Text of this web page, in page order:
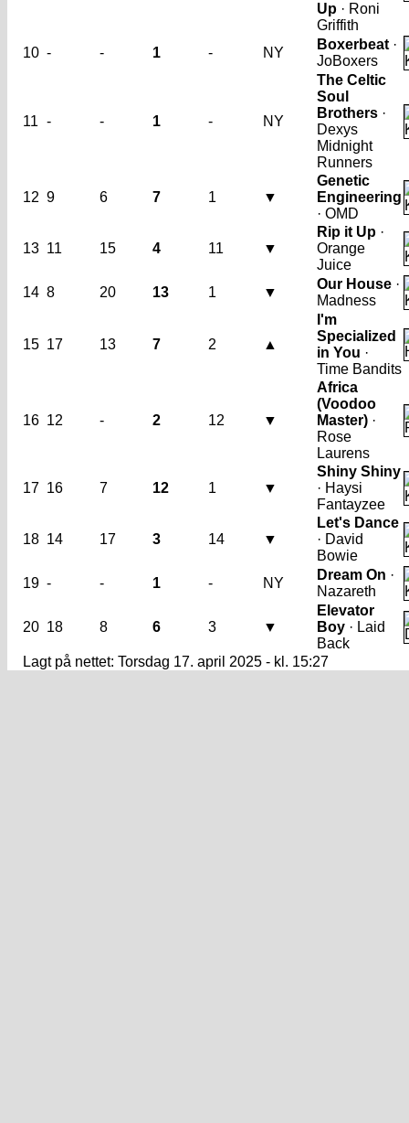
Up · Roni
Griffith
10 - - 1 - NY
Boxerbeat ·
JoBoxers
11 - - 1 - NY
The Celtic
Soul
Brothers ·
Dexys
Midnight
Runners
12 9 6 7 1 ▼
Genetic
Engineering
· OMD
13 11 15 4 11 ▼
Rip it Up ·
Orange
Juice
14 8 20 13 1 ▼
Our House ·
Madness
15 17 13 7 2 ▲
I'm
Specialized
in You ·
Time Bandits
16 12 - 2 12 ▼
Africa
(Voodoo
Master) ·
Rose
Laurens
17 16 7 12 1 ▼
Shiny Shiny
· Haysi
Fantayzee
18 14 17 3 14 ▼
Let's Dance
· David
Bowie
19 - - 1 - NY
Dream On ·
Nazareth
20 18 8 6 3 ▼
Elevator
Boy · Laid
Back
Lagt på nettet: Torsdag 17. april 2025 - kl. 15:27